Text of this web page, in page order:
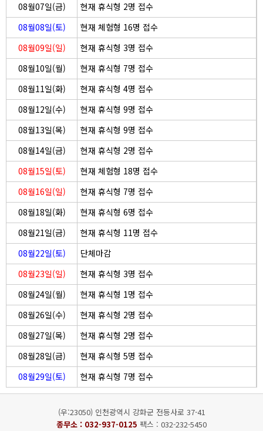
08월07일(금)
현재 휴식형 2명 접수
08월08일(토)
현재 체험형 16명 접수
08월09일(일)
현재 휴식형 3명 접수
08월10일(월)
현재 휴식형 7명 접수
08월11일(화)
현재 휴식형 4명 접수
08월12일(수)
현재 휴식형 9명 접수
08월13일(목)
현재 휴식형 9명 접수
08월14일(금)
현재 휴식형 2명 접수
08월15일(토)
현재 체험형 18명 접수
08월16일(일)
현재 휴식형 7명 접수
08월18일(화)
현재 휴식형 6명 접수
08월21일(금)
현재 휴식형 11명 접수
08월22일(토)
단체마감
08월23일(일)
현재 휴식형 3명 접수
08월24일(월)
현재 휴식형 1명 접수
08월26일(수)
현재 휴식형 2명 접수
08월27일(목)
현재 휴식형 2명 접수
08월28일(금)
현재 휴식형 5명 접수
08월29일(토)
현재 휴식형 7명 접수
(우:23050) 인천광역시 강화군 전등사로 37-41
종무소 : 032-937-0125 팩스 : 032-232-5450